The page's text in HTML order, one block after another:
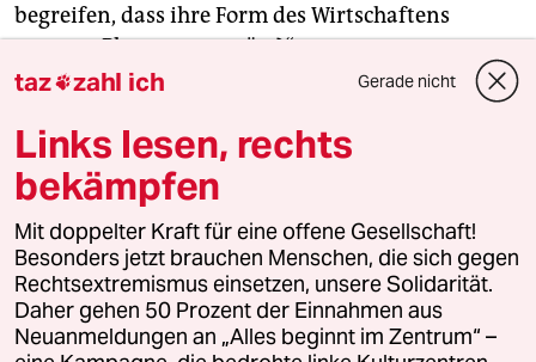
begreifen, dass ihre Form des Wirtschaftens
unseren Planeten zerstört?“
Die Engagierten stärken
Der drohende Erfolg der AfD bei den kommenden
Landtagswahlen zeigt, wie stark rechtsextreme
Kräfte inzwischen geworden sind. Gerade jetzt
braucht es Zusammenhalt und Solidarität. Auch
und vor allem mit den Menschen, die sich vor Ort
taz zahl ich Gerade nicht
Links lesen, rechts
bekämpfen
Mit doppelter Kraft für eine offene Gesellschaft!
Besonders jetzt brauchen Menschen, die sich gegen
Rechtsextremismus einsetzen, unsere Solidarität.
Daher gehen 50 Prozent der Einnahmen aus
Neuanmeldungen an „Alles beginnt im Zentrum“ –